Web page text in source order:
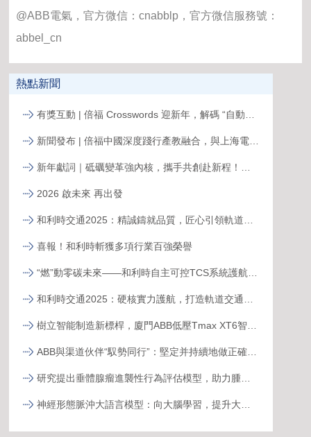
@ABB電氣，官方微信：cnabblp，官方微信服務號：
abbel_cn
熱點新聞
2026 啟未來 再出發
喜報！和利時斬獲多項行業百強榮譽